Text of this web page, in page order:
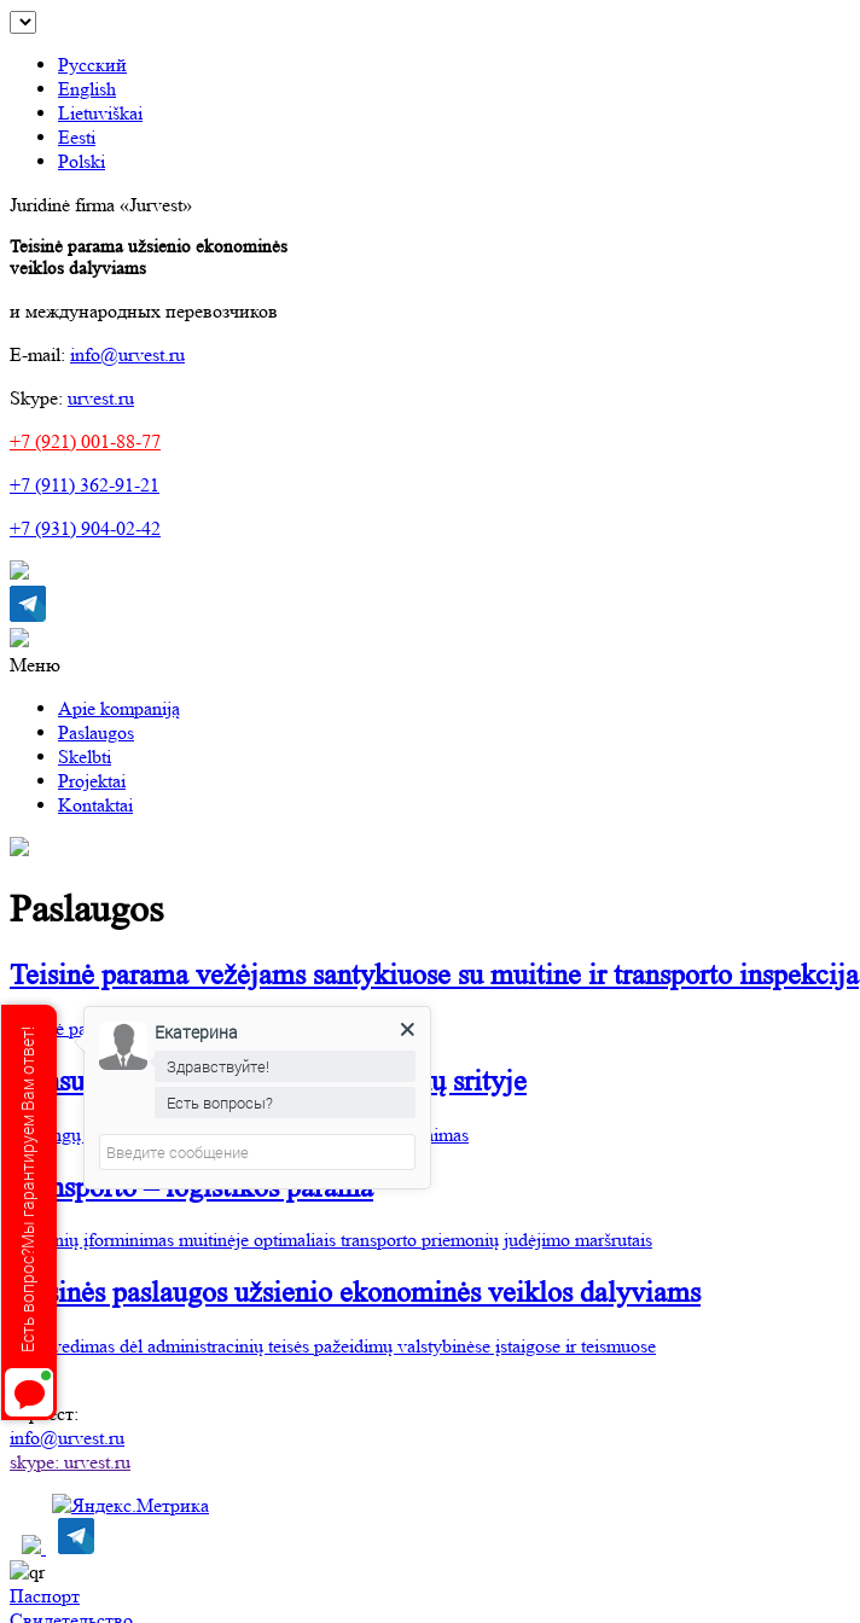
Русский
English
Lietuviškai
Eesti
Polski
Juridinė firma «Jurvest»
Teisinė parama užsienio ekonominės
veiklos dalyviams
и международных перевозчиков
E-mail: info@urvest.ru
Skype: urvest.ru
+7 (921) 001-88-77
+7 (911) 362-91-21
+7 (931) 904-02-42
Меню
Apie kompaniją
Paslaugos
Skelbti
Projektai
Kontaktai
Paslaugos
Teisinė parama vežėjams santykiuose su muitine ir transporto inspekcija
Teisinė parama ir transporto priemonių palyda visą parą
Konsultacijos tarptautinių pervežimų srityje
Priešingų sutarties šalių patikimumo ir mokumo patikrinimas
Transporto – logistikos parama
Krovinių įforminimas muitinėje optimaliais transporto priemonių judėjimo maršrutais
Teisinės paslaugos užsienio ekonominės veiklos dalyviams
Bylų vedimas dėl administracinių teisės pažeidimų valstybinėse įstaigose ir teismuose
Юрвест:
info@urvest.ru
skype: urvest.ru
Паспорт
Есть вопрос?Мы гарантируем Вам ответ! Екатерина
Здравствуйте!
Есть вопросы?